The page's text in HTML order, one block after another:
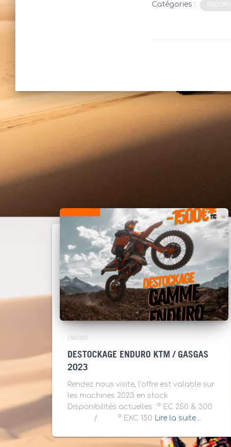
Catégories : ENDURO
ENDURO
DESTOCKAGE ENDURO KTM / GASGAS
2023
Rendez nous visite, l’offre est valable sur
les machines 2023 en stock
Disponibilités actuelles : ° EC 250 & 300
/ ° EXC 150 Lire la suite…